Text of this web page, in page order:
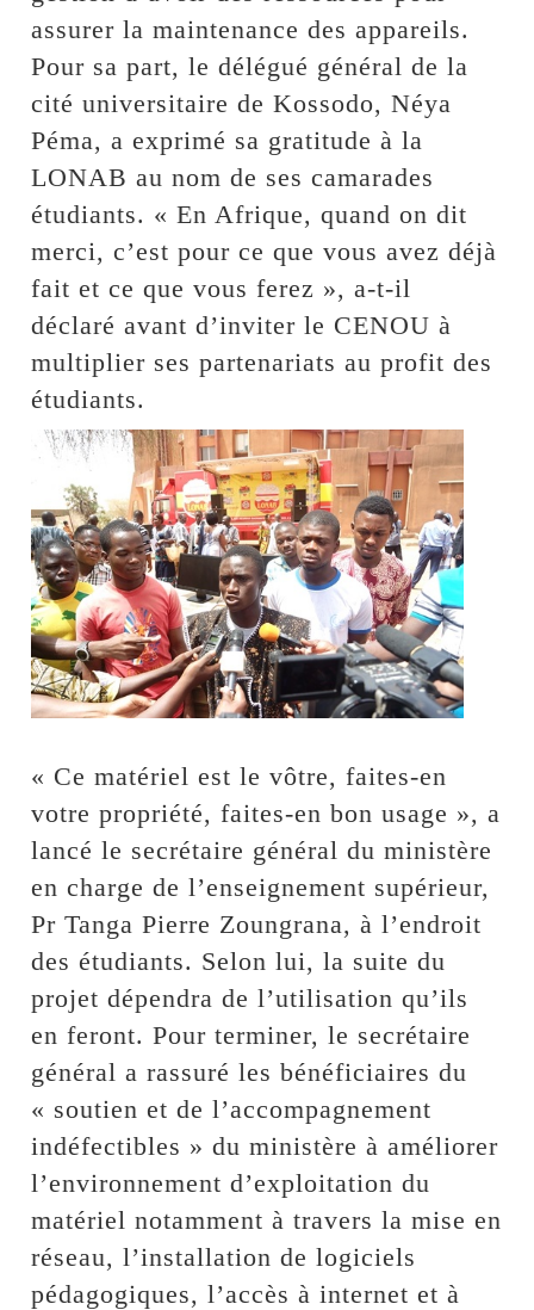
assurer la maintenance des appareils.
Pour sa part, le délégué général de la
cité universitaire de Kossodo, Néya
Péma, a exprimé sa gratitude à la
LONAB au nom de ses camarades
étudiants. « En Afrique, quand on dit
merci, c’est pour ce que vous avez déjà
fait et ce que vous ferez », a-t-il
déclaré avant d’inviter le CENOU à
multiplier ses partenariats au profit des
étudiants.
« Ce matériel est le vôtre, faites-en
votre propriété, faites-en bon usage », a
lancé le secrétaire général du ministère
en charge de l’enseignement supérieur,
Pr Tanga Pierre Zoungrana, à l’endroit
des étudiants. Selon lui, la suite du
projet dépendra de l’utilisation qu’ils
en feront. Pour terminer, le secrétaire
général a rassuré les bénéficiaires du
« soutien et de l’accompagnement
indéfectibles » du ministère à améliorer
l’environnement d’exploitation du
matériel notamment à travers la mise en
réseau, l’installation de logiciels
pédagogiques, l’accès à internet et à